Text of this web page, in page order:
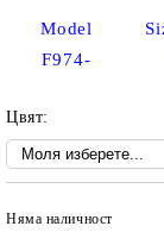
Model
F974-
Цвят:
Няма наличност